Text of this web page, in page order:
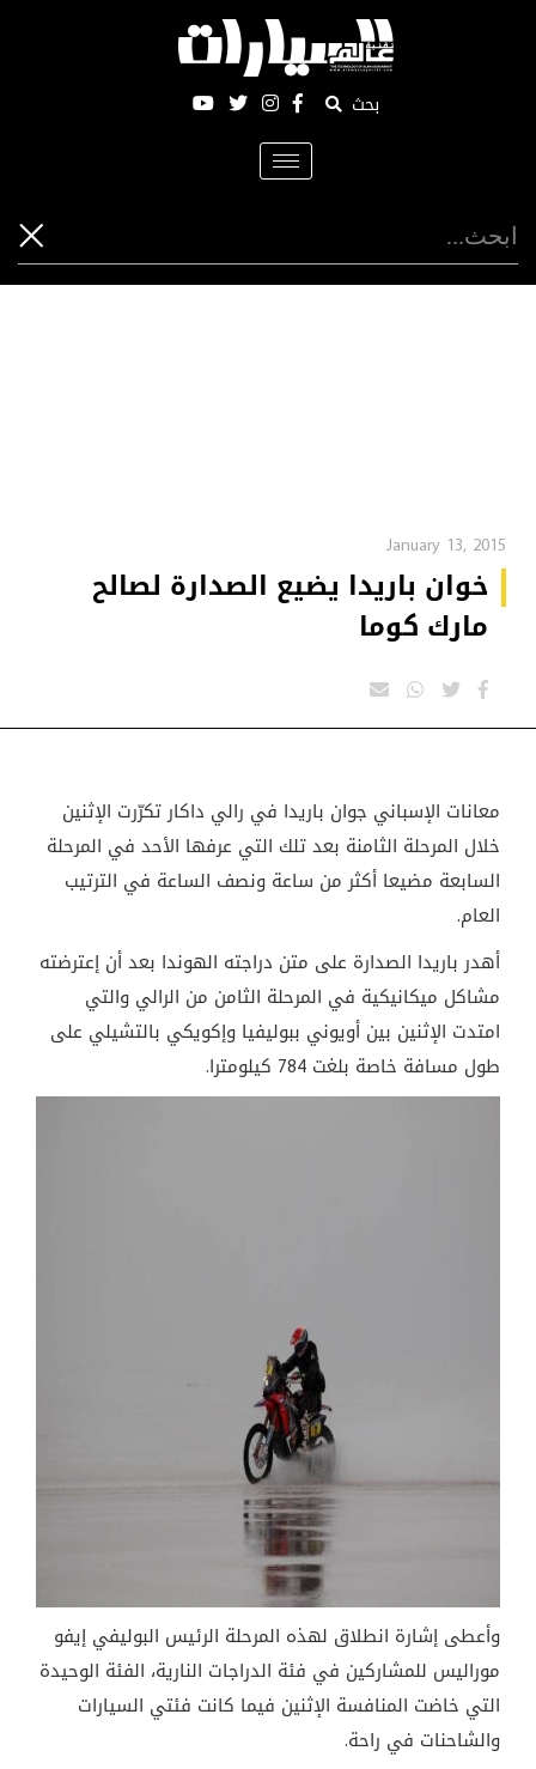
بحث
Toggle
navigation
January 13, 2015
خوان باريدا يضيع الصدارة لصالح
مارك كوما
معانات الإسباني جوان باريدا في رالي داكار تكرّرت الإثنين
خلال المرحلة الثامنة بعد تلك التي عرفها الأحد في المرحلة
السابعة مضيعا أكثر من ساعة ونصف الساعة في الترتيب
العام.
أهدر باريدا الصدارة على متن دراجته الهوندا بعد أن إعترضته
مشاكل ميكانيكية في المرحلة الثامن من الرالي والتي
امتدت الإثنين بين أويوني ببوليفيا وإكويكي بالتشيلي على
طول مسافة خاصة بلغت 784 كيلومترا.
وأعطى إشارة انطلاق لهذه المرحلة الرئيس البوليفي إيفو
موراليس للمشاركين في فئة الدراجات النارية، الفئة الوحيدة
التي خاضت المنافسة الإثنين فيما كانت فئتي السيارات
والشاحنات في راحة.